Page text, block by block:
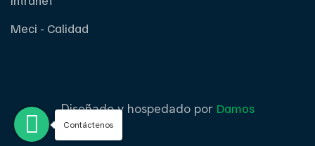
Meci - Calidad
Diseñado y hospedado por Damos
Contáctenos